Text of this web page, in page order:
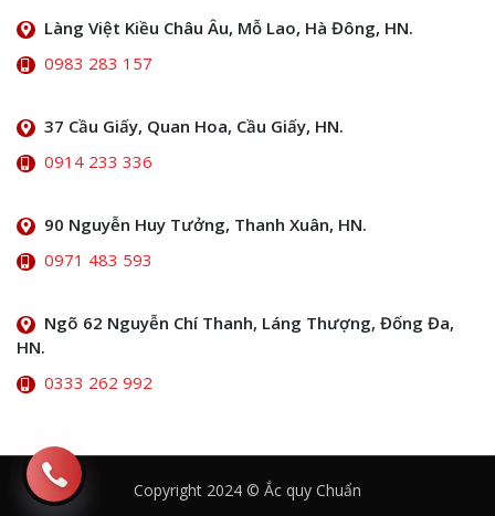
Làng Việt Kiều Châu Âu, Mỗ Lao, Hà Đông, HN.
0983 283 157
37 Cầu Giấy, Quan Hoa, Cầu Giấy, HN.
0914 233 336
90 Nguyễn Huy Tưởng, Thanh Xuân, HN.
0971 483 593
Ngõ 62 Nguyễn Chí Thanh, Láng Thượng, Đống Đa,
HN.
0333 262 992
Copyright 2024 © Ắc quy Chuẩn